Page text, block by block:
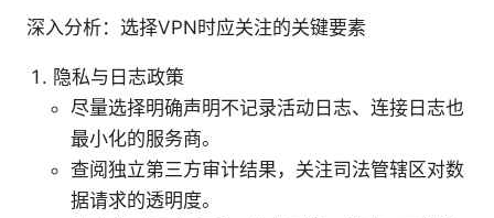
深入分析：选择VPN时应关注的关键要素
隐私与日志政策
尽量选择明确声明不记录活动日志、连接日志也
最小化的服务商。
查阅独立第三方审计结果，关注司法管辖区对数
据请求的透明度。